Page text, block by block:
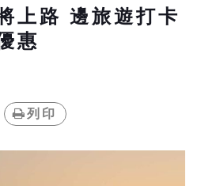
上路 邊旅遊打卡
惠
列印